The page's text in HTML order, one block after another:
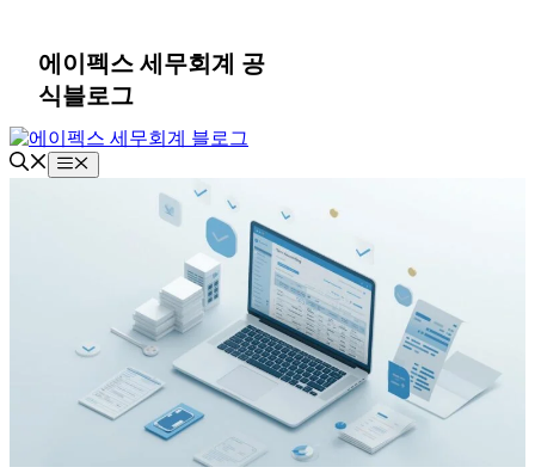
너
뛰
에이펙스 세무회계 공
식블로그
메